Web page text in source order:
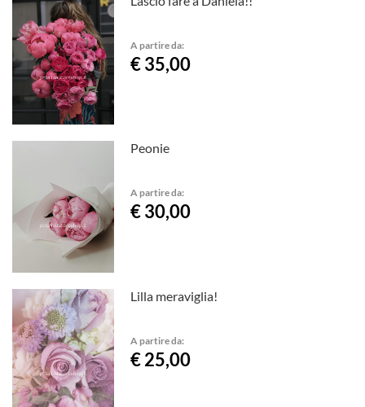
A partire da:
€ 35,00
Peonie
A partire da:
€ 30,00
Lilla meraviglia!
A partire da:
€ 25,00